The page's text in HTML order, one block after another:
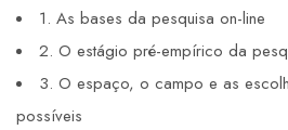
1. As bases da pesquisa on-line
2. O estágio pré-empírico da
3. O espaço, o campo e as
possíveis